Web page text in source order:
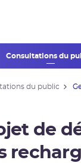
Consultations du
du public
de